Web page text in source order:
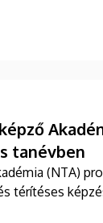
tanévben
(NTA)
térítéses